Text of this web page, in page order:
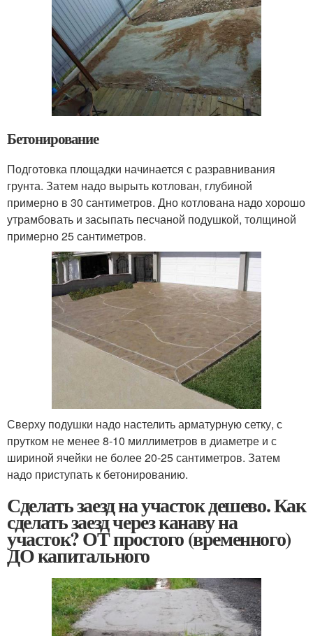
Бетонирование
Подготовка площадки начинается с разравнивания
грунта. Затем надо вырыть котлован, глубиной
примерно в 30 сантиметров. Дно котлована надо хорошо
утрамбовать и засыпать песчаной подушкой, толщиной
примерно 25 сантиметров.
Сверху подушки надо настелить арматурную сетку, с
прутком не менее 8-10 миллиметров в диаметре и с
шириной ячейки не более 20-25 сантиметров. Затем
надо приступать к бетонированию.
Сделать заезд на участок дешево. Как
сделать заезд через канаву на
участок? ОТ простого (временного)
ДО капитального